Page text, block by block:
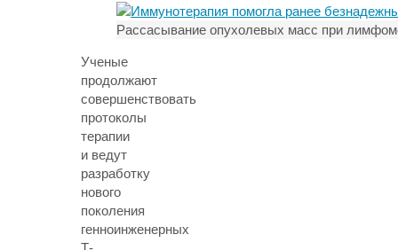
Рассасывание опухолевых масс при
Ученые
продолжают
совершенствовать
протоколы
терапии
и ведут
разработку
нового
поколения
генноинженерных